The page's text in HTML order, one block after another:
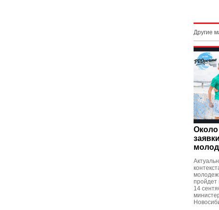
Другие
Около
пройдет
14